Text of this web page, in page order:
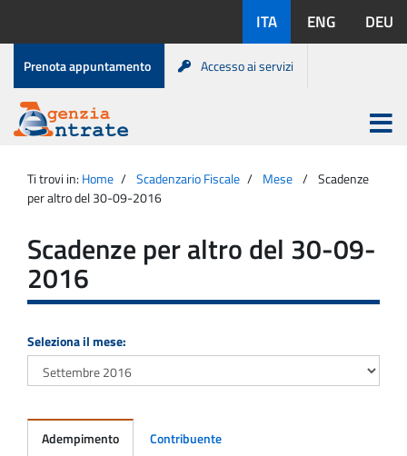
contenuto
disponibili:
ITA ENG DEU
Menu
di
servizio
Prenota appuntamento Accesso ai servizi
Agenzia
Entrate
Apri
menu
principale
Ti trovi in: Home Scadenzario Fiscale Mese
Scadenze
per altro del 30-09-2016
Scadenze per altro del 30-09-
2016
Seleziona il mese:
Adempimento Contribuente